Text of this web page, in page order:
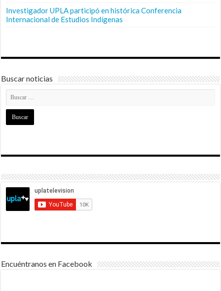
Investigador UPLA participó en histórica Conferencia
Internacional de Estudios Indígenas
Buscar noticias
Encuéntranos en Facebook